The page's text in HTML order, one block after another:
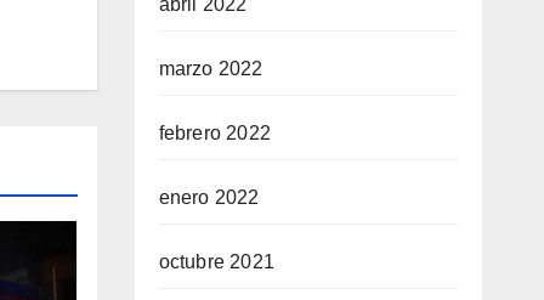
abril 2022
marzo 2022
febrero 2022
enero 2022
octubre 2021